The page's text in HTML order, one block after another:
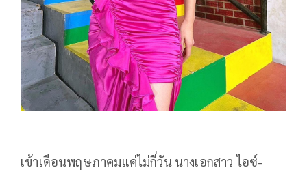
เข้าเดือนพฤษภาคมแค่ไม่กี่วัน นางเอกสาว ไอซ์-